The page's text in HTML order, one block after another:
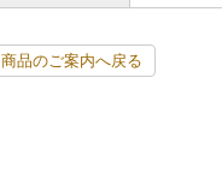
商品のご案内へ戻る